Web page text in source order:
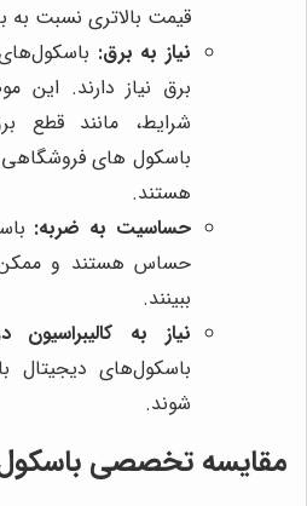
قیمت بالاتری نسبت به
نیاز به برق:
برق نیاز دارند. این
شرایط، مانند قطع
باسکول های
هستند.
حساسیت به ضربه:
حساس هستند و
ببینند.
نیاز به کالیبراسیون
باسکول‌های دیجیتال
شوند.
مقایسه تخصصی